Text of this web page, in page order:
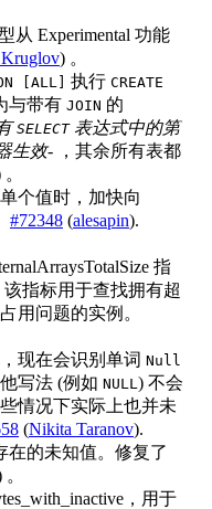
从 Experimental 功能
Kruglov) 。
[ALL] 执行 CREATE
与带有 JOIN 的
SELECT表达式中的第
生效- ，其余所有表都
个值时，加快向
#72348 (alesapin).
指
该指标用于查找拥有超
用问题的实例。
现在会识别单词 Null
写法 (例如 NULL ) 不会
情况下实际上也并未
(Nikita Taranov).
在的未知值。修复了
。
，用于